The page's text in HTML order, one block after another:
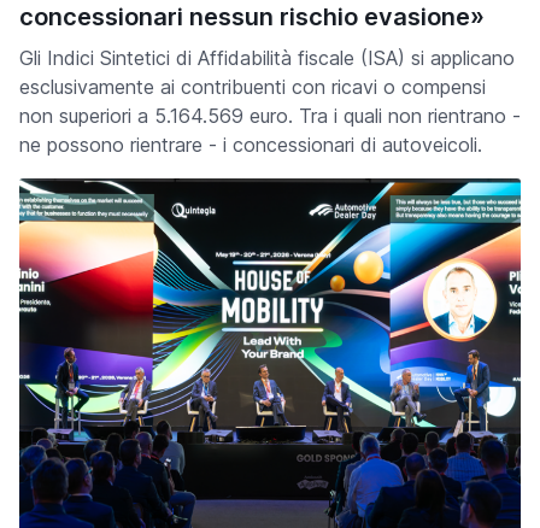
concessionari nessun rischio evasione»
Gli Indici Sintetici di Affidabilità fiscale (ISA) si applicano
esclusivamente ai contribuenti con ricavi o compensi
non superiori a 5.164.569 euro. Tra i quali non rientrano -
ne possono rientrare - i concessionari di autoveicoli.